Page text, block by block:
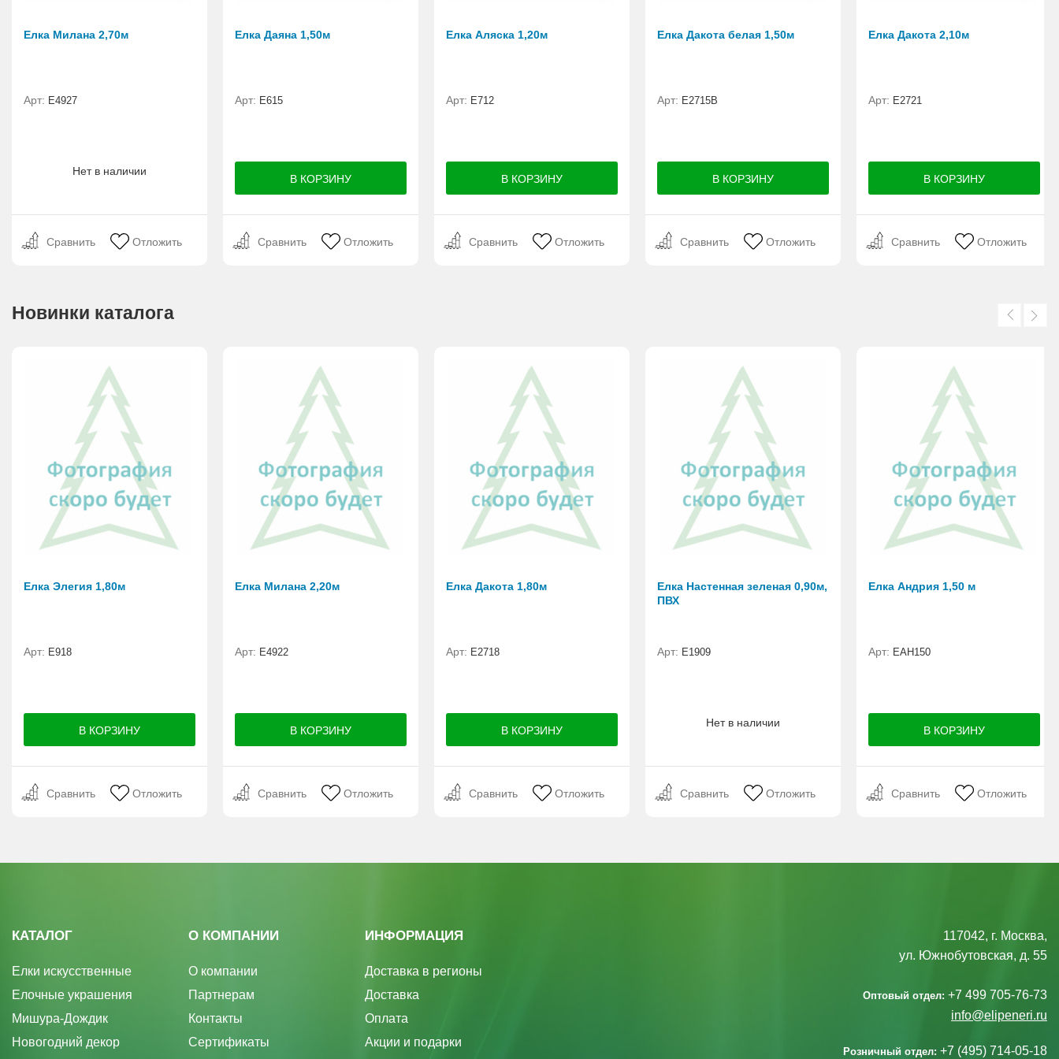
Елка Милана 2,70м
Арт: Е4927
Нет в наличии
Сравнить Отложить
Елка Даяна 1,50м
Арт: E615
Сравнить Отложить
Елка Аляска 1,20м
Арт: E712
Сравнить Отложить
Елка Дакота белая 1,50м
Арт: Е2715B
Сравнить Отложить
Елка Дакота 2,10м
Арт: Е2721
Сравнить Отложить
Новинки каталога
Елка Элегия 1,80м
Арт: E918
Сравнить Отложить
Елка Милана 2,20м
Арт: Е4922
Сравнить Отложить
Елка Дакота 1,80м
Арт: Е2718
Сравнить Отложить
Елка Настенная зеленая 0,90м,
ПВХ
Арт: E1909
Нет в наличии
Сравнить Отложить
Елка Андрия 1,50 м
Арт: ЕАН150
Сравнить Отложить
КАТАЛОГ
Елки искусственные
Елочные украшения
Мишура-Дождик
Новогодний декор
О КОМПАНИИ
О компании
Партнерам
Контакты
Сертификаты
ИНФОРМАЦИЯ
Доставка в регионы
Доставка
Оплата
Акции и подарки
117042, г. Москва,
ул. Южнобутовская, д. 55
Оптовый отдел: +7 499 705-76-73
info@elipeneri.ru
Розничный отдел: +7 (495) 714-05-18